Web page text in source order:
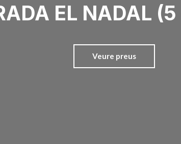
EL NADAL
Veure preus